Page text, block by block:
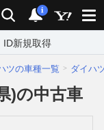
検索 通知
i
ID新規取得
ツの車種一覧 ダイハ
)の中古車